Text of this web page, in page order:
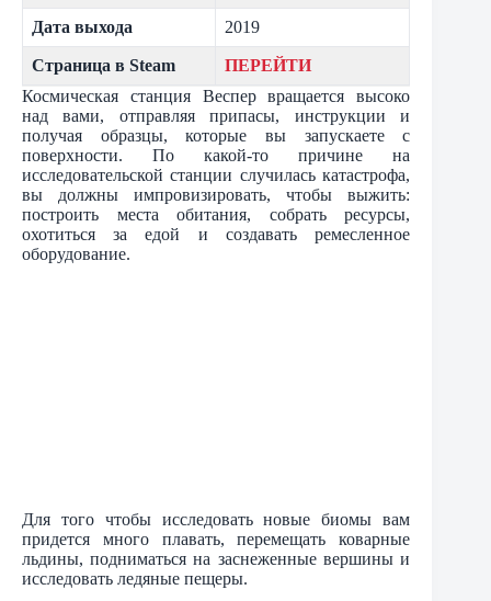
Дата выхода 2019
Страница в Steam
ПЕРЕЙТИ
Космическая станция Веспер вращается высоко
над вами, отправляя припасы, инструкции и
получая образцы, которые вы запускаете с
поверхности. По какой-то причине на
исследовательской станции случилась катастрофа,
вы должны импровизировать, чтобы выжить:
построить места обитания, собрать ресурсы,
охотиться за едой и создавать ремесленное
оборудование.
Для того чтобы исследовать новые биомы вам
придется много плавать, перемещать коварные
льдины, подниматься на заснеженные вершины и
исследовать ледяные пещеры.